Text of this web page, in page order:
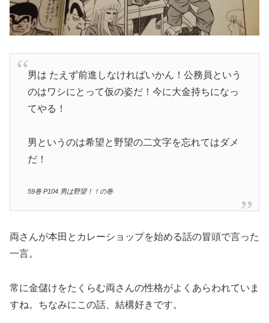
男は たえず前進しなければいかん！公務員という
のはワシにとって仮の姿だ！今に大金持ちになっ
てやる！
男というのは希望と野望の二文字を忘れてはダメ
だ！
59巻 P104 男は野望！！の巻
両さんが本田とカレーショップを始める話の冒頭で言った
一言。
常に金儲けをたくらむ両さんの性格がよくあらわれていま
すね。ちなみにこの話、結構好きです。